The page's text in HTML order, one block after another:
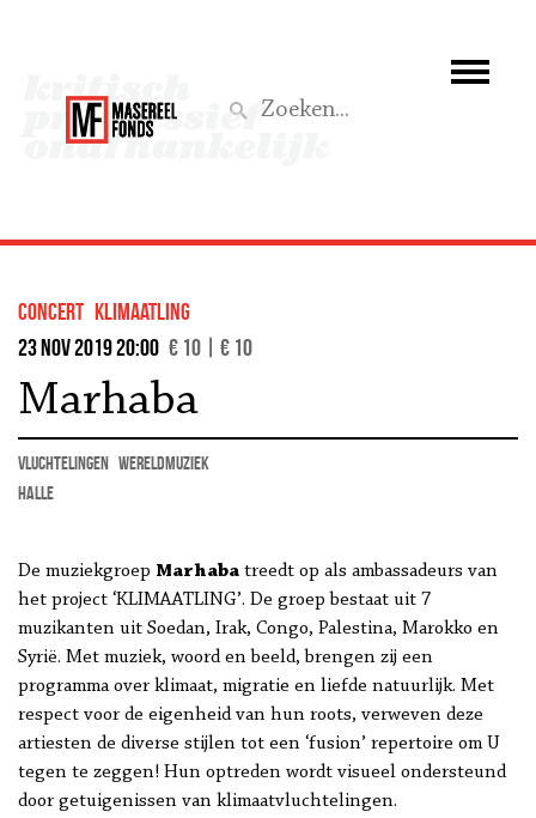
Wat we doen
Steun ons
concert klimaatling
23 nov 2019 20:00 € 10 | € 10
Marhaba
vluchtelingen wereldmuziek
Halle
De muziekgroep Marhaba treedt op als ambassadeurs van
het project ‘KLIMAATLING’. De groep bestaat uit 7
muzikanten uit Soedan, Irak, Congo, Palestina, Marokko en
Syrië. Met muziek, woord en beeld, brengen zij een
programma over klimaat, migratie en liefde natuurlijk. Met
respect voor de eigenheid van hun roots, verweven deze
artiesten de diverse stijlen tot een ‘fusion’ repertoire om U
tegen te zeggen! Hun optreden wordt visueel ondersteund
door getuigenissen van klimaatvluchtelingen.